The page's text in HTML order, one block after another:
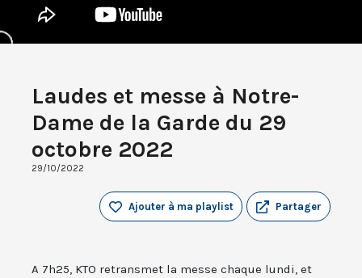
Laudes et messe à Notre-
Dame de la Garde du 29
octobre 2022
29/10/2022
Partager
Ajouter à ma playlist
A 7h25, KTO retransmet la messe chaque lundi, et